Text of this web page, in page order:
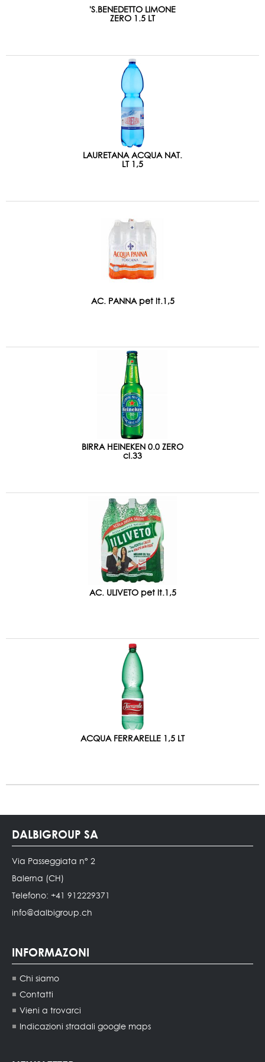
'S.BENEDETTO LIMONE
ZERO 1.5 LT
LAURETANA ACQUA NAT.
LT 1,5
AC. PANNA pet lt.1,5
BIRRA HEINEKEN 0.0 ZERO
cl.33
AC. ULIVETO pet lt.1,5
ACQUA FERRARELLE 1,5 LT
DALBIGROUP SA
Via Passeggiata n° 2
Balerna (CH)
Telefono: +41 912229371
info@dalbigroup.ch
INFORMAZONI
Chi siamo
Contatti
Vieni a trovarci
Indicazioni stradali google maps